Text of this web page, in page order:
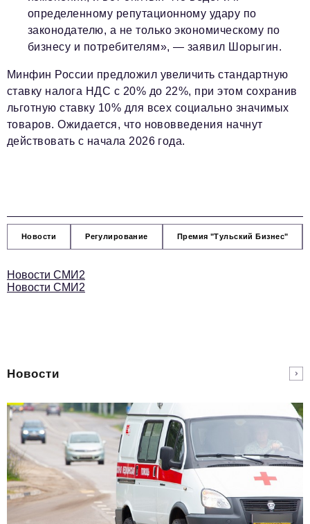
определенному репутационному удару по
законодателю, а не только экономическому по
бизнесу и потребителям», — заявил Шорыгин.
Минфин России предложил увеличить стандартную
ставку налога НДС с 20% до 22%, при этом сохранив
льготную ставку 10% для всех социально значимых
товаров. Ожидается, что нововведения начнут
действовать с начала 2026 года.
Новости Регулирование Премия "Тульский Бизнес"
Новости СМИ2
Новости СМИ2
Новости